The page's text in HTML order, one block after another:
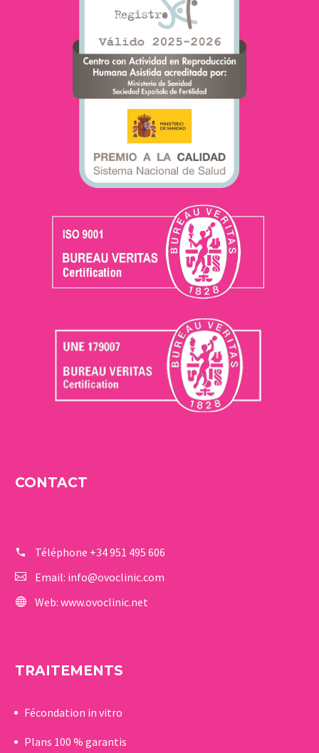
CONTACT
Téléphone +34 951 495 606
Email: info@ovoclinic.com
Web: www.ovoclinic.net
TRAITEMENTS
Fécondation in vitro
Plans 100 % garantis